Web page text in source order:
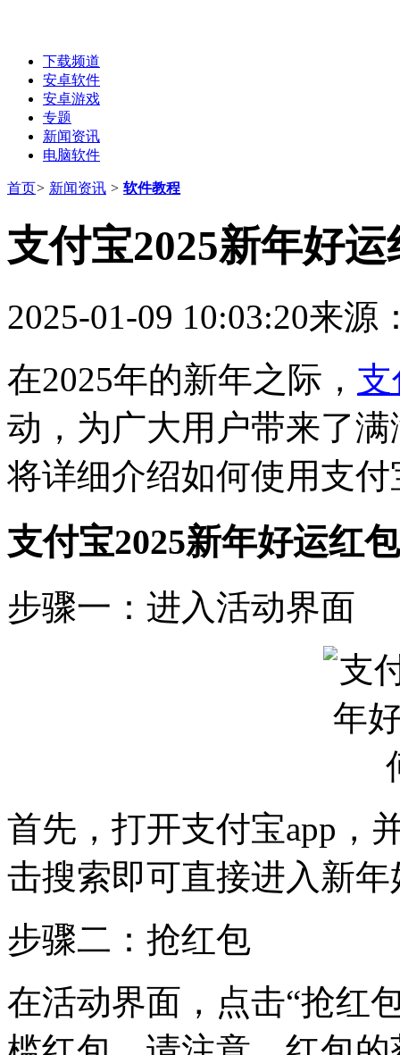
下载频道
安卓软件
安卓游戏
专题
新闻资讯
电脑软件
首页> 新闻资讯 > 软件教程
支付宝2025新年好
2025-01-09 10:03:20来源
在2025年的新年之际，
动，为广大用户带来了
将详细介绍如何使用支
支付宝2025新年好运红
步骤一：进入活动界面
首先，打开支付宝app，
击搜索即可直接进入新
步骤二：抢红包
在活动界面，点击“抢红